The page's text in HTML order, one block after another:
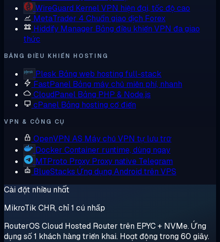
WireGuard Kernel VPN hiện đại, tốc độ cao
MetaTrader 4 Chuẩn giao dịch Forex
Hiddify Manager Bảng điều khiển VPN đa giao
thức
BẢNG ĐIỀU KHIỂN HOSTING
Plesk Bảng web hosting full-stack
FastPanel Bảng máy chủ miễn phí, nhanh
CloudPanel Bảng PHP & Node.js
cPanel Bảng hosting cổ điển
VPN & CÔNG CỤ
OpenVPN AS Máy chủ VPN tự lưu trữ
Docker Container runtime, dùng ngay
MTProto Proxy Proxy native Telegram
BlueStacks Ứng dụng Android trên VPS
Cài đặt nhiều nhất
MikroTik CHR, chỉ 1 cú nhấp
RouterOS Cloud Hosted Router trên EPYC + NVMe. Ứng
dụng số 1 khách hàng triển khai. Hoạt động trong 60 giây.